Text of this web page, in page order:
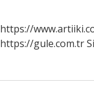
https://
https://gule.com.tr